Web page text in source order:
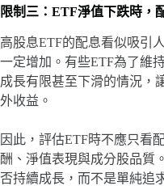
限制三：ETF淨值下跌時，
高股息ETF的配息看似吸引
一定增加。有些ETF為了維
成長有限甚至下滑的情況，
外收益。
因此，評估ETF時不應只看
酬、淨值表現與成分股品質
否持續成長，而不是單純追